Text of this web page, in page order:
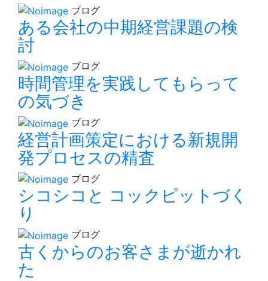
ブログ
ある会社の中期経営課題の検
討
ブログ
時間管理を実践してもらって
の気づき
ブログ
経営計画策定における新規開
発プロセスの精査
ブログ
シコシコと コックピットづく
り
ブログ
古くからのお客さまが逝かれ
た